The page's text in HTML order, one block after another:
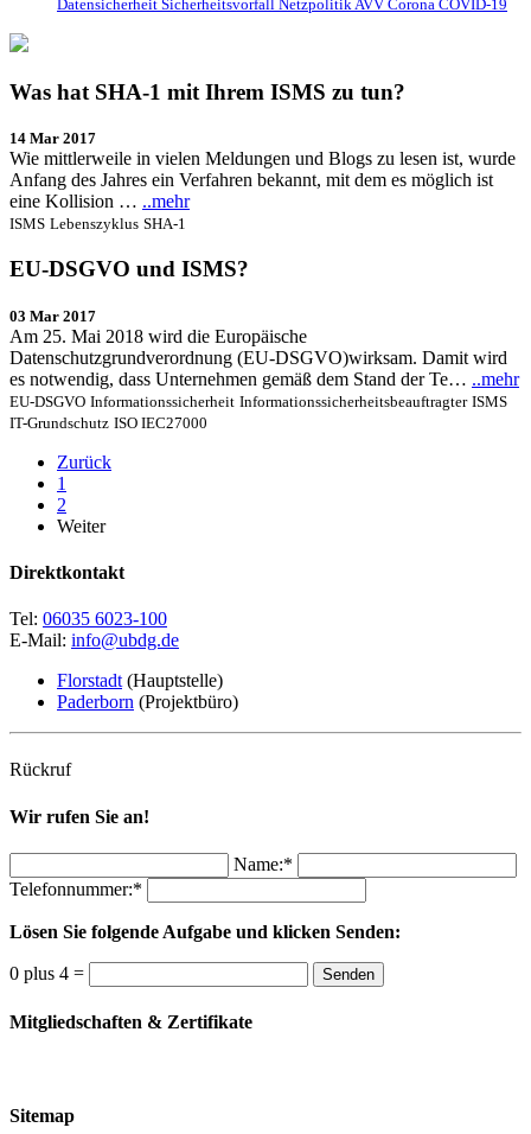
Datensicherheit Sicherheitsvorfall Netzpolitik AVV Corona COVID-19
Was hat SHA-1 mit Ihrem ISMS zu tun?
14 Mar 2017
Wie mittlerweile in vielen Meldungen und Blogs zu lesen ist, wurde
Anfang des Jahres ein Verfahren bekannt, mit dem es möglich ist
eine Kollision … ..mehr
ISMS Lebenszyklus SHA-1
EU-DSGVO und ISMS?
03 Mar 2017
Am 25. Mai 2018 wird die Europäische
Datenschutzgrundverordnung (EU-DSGVO)wirksam. Damit wird
es notwendig, dass Unternehmen gemäß dem Stand der Te… ..mehr
EU-DSGVO Informationssicherheit Informationssicherheitsbeauftragter ISMS
IT-Grundschutz ISO IEC27000
Zurück
1
2
Weiter
Direktkontakt
Tel: 06035 6023-100
E-Mail: info@ubdg.de
Florstadt (Hauptstelle)
Paderborn (Projektbüro)
Rückruf
Wir rufen Sie an!
Name:*
Telefonnummer:*
Lösen Sie folgende Aufgabe und klicken Senden:
0 plus 4 = Senden
Mitgliedschaften & Zertifikate
Sitemap